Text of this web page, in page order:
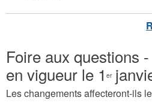
Foire aux questions
en vigueur le 1 er
Les changements affecteront-ils